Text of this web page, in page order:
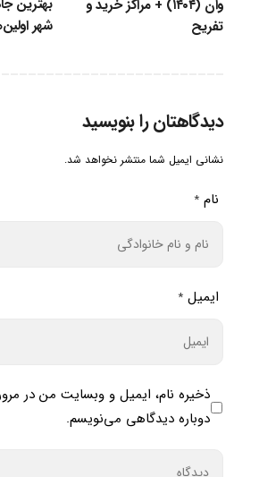
وان (۱۴۰۴) + مراکز خرید و
تفریح
بهترین
شهر
دیدگاهتان را بنویسید
نشانی ایمیل شما منتشر نخواهد شد.
نام *
ایمیل *
ذخیره نام، ایمیل و وبسایت من در
دوباره دیدگاهی می‌نویسم.